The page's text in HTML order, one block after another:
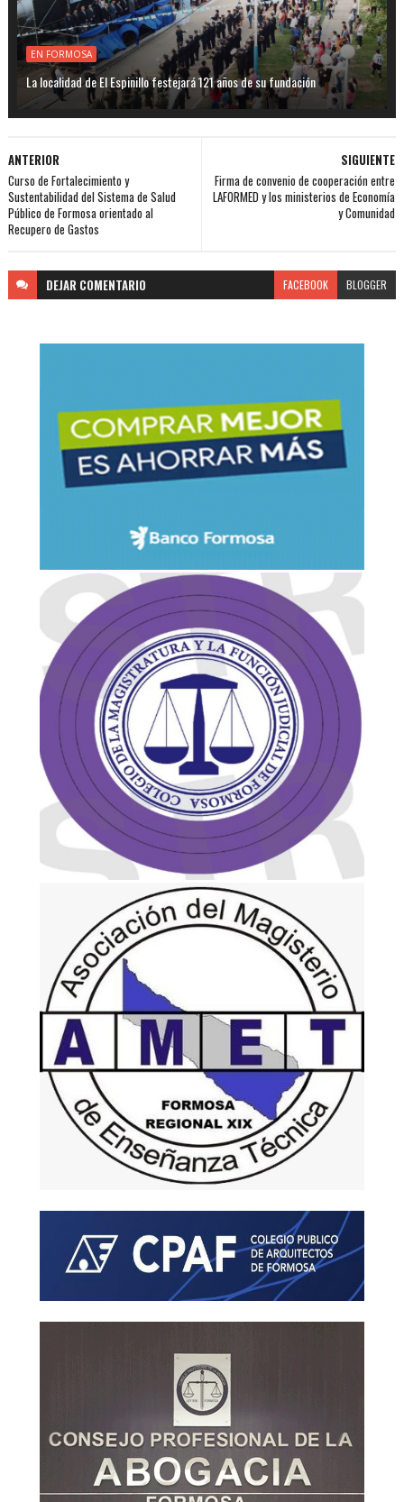
EN FORMOSA
La localidad de El Espinillo festejará 121 años de su fundación
SIGUIENTE
Firma de convenio de cooperación entre
LAFORMED y los ministerios de Economía
y Comunidad
ANTERIOR
Curso de Fortalecimiento y
Sustentabilidad del Sistema de Salud
Público de Formosa orientado al
Recupero de Gastos
DEJAR COMENTARIO FACEBOOK BLOGGER